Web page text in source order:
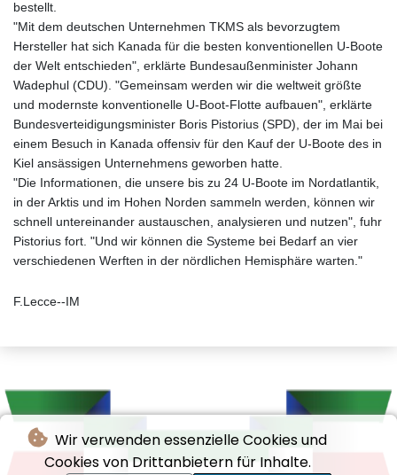
Wir verwenden essenzielle Cookies und
Cookies von Drittanbietern für Inhalte.
bestellt.
"Mit dem deutschen Unternehmen TKMS als bevorzugtem
Hersteller hat sich Kanada für die besten konventionellen U-Boote
der Welt entschieden", erklärte Bundesaußenminister Johann
Wadephul (CDU). "Gemeinsam werden wir die weltweit größte
und modernste konventionelle U-Boot-Flotte aufbauen", erklärte
Bundesverteidigungsminister Boris Pistorius (SPD), der im Mai bei
einem Besuch in Kanada offensiv für den Kauf der U-Boote des in
Kiel ansässigen Unternehmens geworben hatte.
"Die Informationen, die unsere bis zu 24 U-Boote im Nordatlantik,
in der Arktis und im Hohen Norden sammeln werden, können wir
schnell untereinander austauschen, analysieren und nutzen", fuhr
Pistorius fort. "Und wir können die Systeme bei Bedarf an vier
verschiedenen Werften in der nördlichen Hemisphäre warten."
F.Lecce--IM